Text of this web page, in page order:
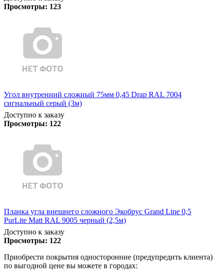
Просмотры: 123
Угол внутренний сложный 75мм 0,45 Drap RAL 7004
сигнальный серый (3м)
Доступно к заказу
Просмотры: 122
Планка угла внешнего сложного Экобрус Grand Line 0,5
PurLite Matt RAL 9005 черный (2,5м)
Доступно к заказу
Просмотры: 122
Приобрести покрытия односторонние (предупредить клиента)
по выгодной цене вы можете в городах: